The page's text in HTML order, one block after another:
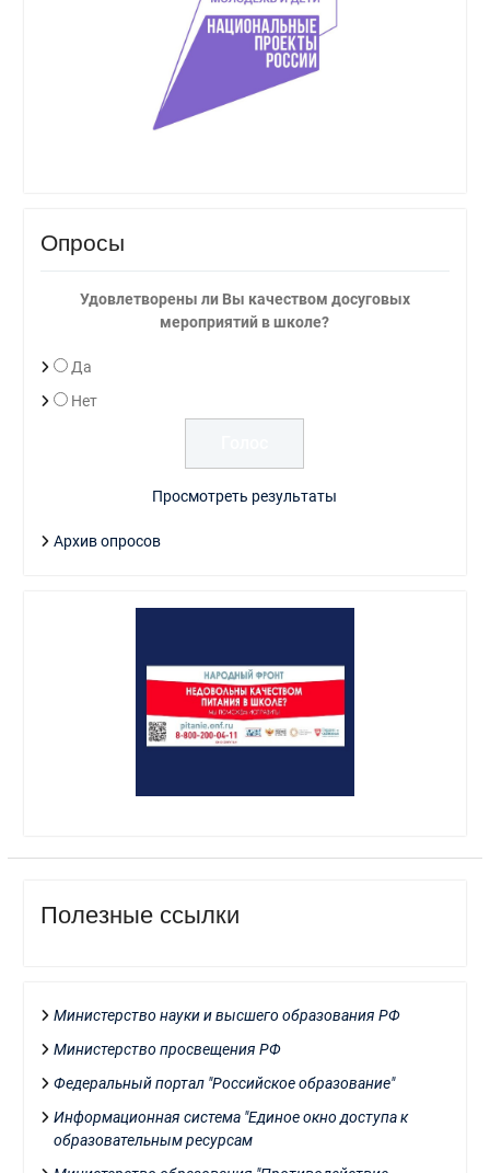
Опросы
Удовлетворены ли Вы качеством досуговых
мероприятий в школе?
Да
Нет
Просмотреть результаты
Архив опросов
Полезные ссылки
Министерство науки и высшего образования РФ
Министерство просвещения РФ
Федеральный портал "Российское образование"
Информационная система "Единое окно доступа к
образовательным ресурсам